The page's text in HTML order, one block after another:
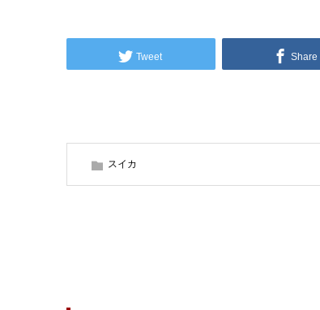
Tweet Share
スイカ